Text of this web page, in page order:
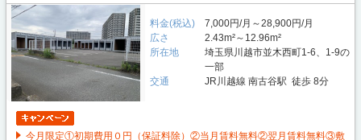
料金(税込)
7,000円/月～28,900円/月
広さ
2.43m²～12.96m²
所在地
埼玉県川越市並木西町1-6、1-9の
一部
交通
JR川越線 南古谷駅 徒歩 8分
今月限定①初期費用０円（保証料除）②当月賃料無料②翌月賃料無料③敷